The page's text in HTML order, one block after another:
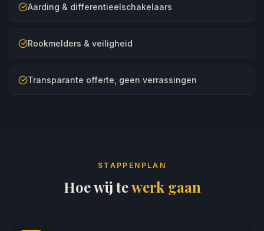
Aarding & differentieelschakelaars
Rookmelders & veiligheid
Transparante offerte, geen verrassingen
STAPPENPLAN
Hoe wij tewerk gaan